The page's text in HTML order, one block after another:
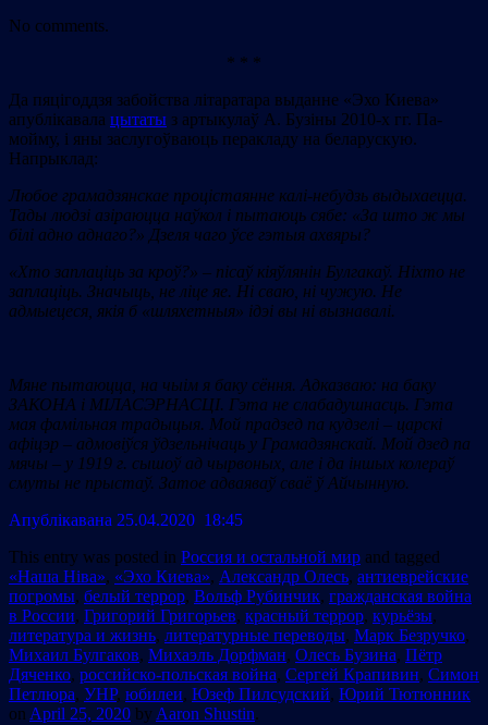
No comments.
* * *
Да пяцігоддзя забойства літаратара выданне «Эхо Киева»
апублікавала цытаты з артыкулаў А. Бузіны 2010-х гг. Па-
мойму, і яны заслугоўваюць перакладу на беларускую.
Напрыклад:
Любое грамадзянскае процістаянне калі-небудзь выдыхаецца.
Тады людзі азіраюцца наўкол і пытаюць сябе: «За што ж мы
білі адно аднаго?» Дзеля чаго ўсе гэтыя ахвяры?
«Хто заплаціць за кроў?» – пісаў кіяўлянін Булгакаў. Ніхто не
заплаціць. Значыць, не ліце яе. Ні сваю, ні чужую. Не
адмыецеся, якія б «шляхетныя» ідэі вы ні вызнавалі.
Мяне пытаюцца, на чыім я баку сёння. Адказваю: на баку
ЗАКОНА і МІЛАСЭРНАСЦІ. Гэта не слабадушнасць. Гэта
мая фамільная традыцыя. Мой прадзед па кудзелі – царскі
афіцэр – адмовіўся ўдзельнічаць у Грамадзянскай. Мой дзед па
мячы – у 1919 г. сышоў ад чырвоных, але і да іншых колераў
смуты не прыстаў. Затое адваяваў сваё ў Айчынную.
Апублiкавана 25.04.2020 18:45
This entry was posted in Россия и остальной мир and tagged
«Наша Ніва», «Эхо Киева», Александр Олесь, антиеврейские
погромы, белый террор, Вольф Рубинчик, гражданская война
в России, Григорий Григорьев, красный террор, курьёзы,
литература и жизнь, литературные переводы, Марк Безручко,
Михаил Булгаков, Михаэль Дорфман, Олесь Бузина, Пётр
Дяченко, российско-польская война, Сергей Крапивин, Симон
Петлюра, УНР, юбилеи, Юзеф Пилсудский, Юрий Тютюнник
on April 25, 2020 by Aaron Shustin.